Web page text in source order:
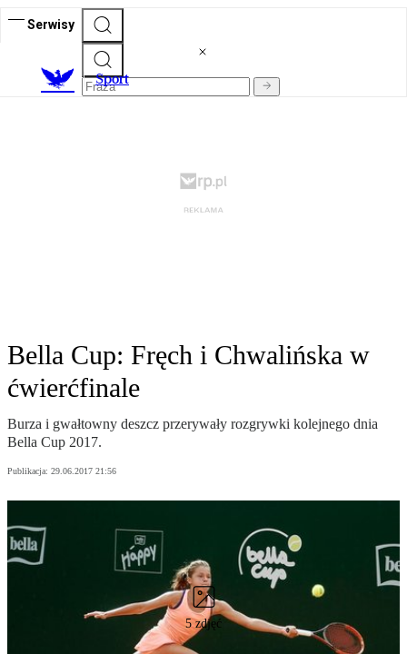
Serwisy
Sport
Bella Cup: Fręch i Chwalińska w
ćwierćfinale
Burza i gwałtowny deszcz przerywały rozgrywki kolejnego dnia
Bella Cup 2017.
Publikacja: 29.06.2017 21:56
5 zdjęć